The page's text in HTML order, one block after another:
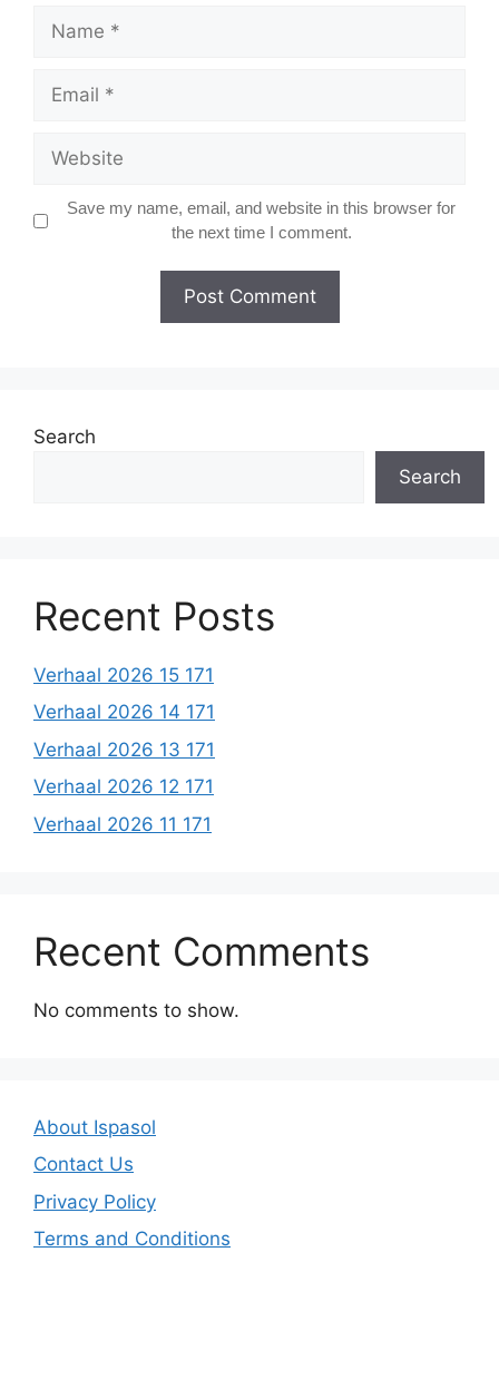
Name
Email
Website
Save my name, email, and website in this browser for
the next time I comment.
Search
Search
Recent Posts
Verhaal 2026 15 171
Verhaal 2026 14 171
Verhaal 2026 13 171
Verhaal 2026 12 171
Verhaal 2026 11 171
Recent Comments
No comments to show.
About Ispasol
Contact Us
Privacy Policy
Terms and Conditions